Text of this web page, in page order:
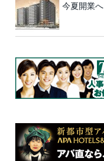
今夏開業へ